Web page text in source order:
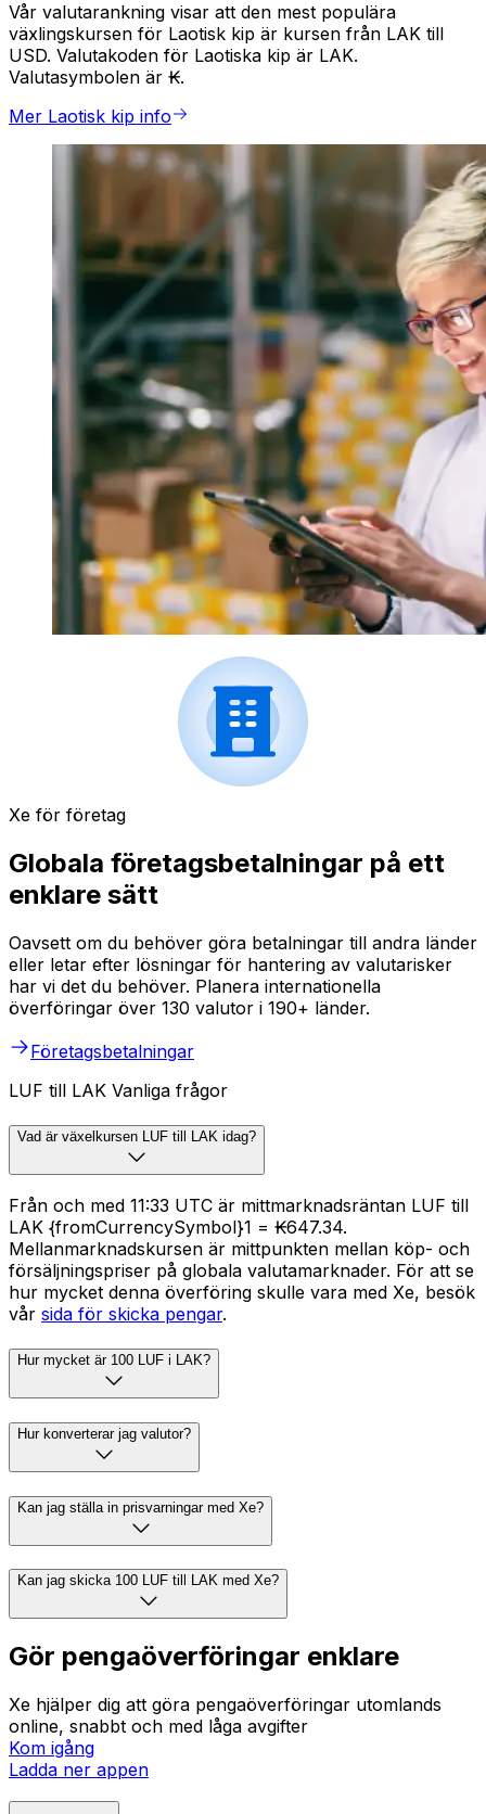
Vår valutarankning visar att den mest populära
växlingskursen för Laotisk kip är kursen från LAK till
USD. Valutakoden för Laotiska kip är LAK.
Valutasymbolen är ₭.
Mer Laotisk kip info
Xe för företag
Globala företagsbetalningar på ett
enklare sätt
Oavsett om du behöver göra betalningar till andra länder
eller letar efter lösningar för hantering av valutarisker
har vi det du behöver. Planera internationella
överföringar över 130 valutor i 190+ länder.
Företagsbetalningar
LUF till LAK Vanliga frågor
Vad är växelkursen LUF till LAK idag?
Från och med 11:33 UTC är mittmarknadsräntan LUF till
LAK {fromCurrencySymbol}1 = ₭647.34.
Mellanmarknadskursen är mittpunkten mellan köp- och
försäljningspriser på globala valutamarknader. För att se
hur mycket denna överföring skulle vara med Xe, besök
vår sida för skicka pengar.
Hur mycket är 100 LUF i LAK?
Hur konverterar jag valutor?
Kan jag ställa in prisvarningar med Xe?
Kan jag skicka 100 LUF till LAK med Xe?
Gör pengaöverföringar enklare
Xe hjälper dig att göra pengaöverföringar utomlands
online, snabbt och med låga avgifter
Kom igång
Ladda ner appen